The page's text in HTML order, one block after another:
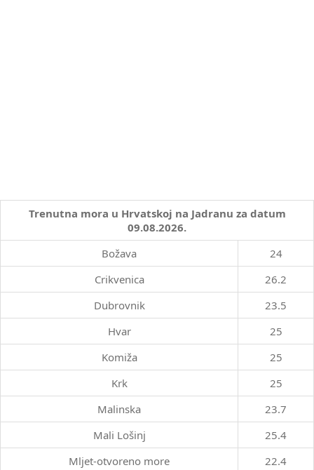
Trenutna mora u Hrvatskoj na Jadranu za datum
09.08.2026.
Božava
24
Crikvenica
26.2
Dubrovnik
23.5
Hvar
25
Komiža
25
Krk
25
Malinska
23.7
Mali Lošinj
25.4
Mljet-otvoreno more
22.4